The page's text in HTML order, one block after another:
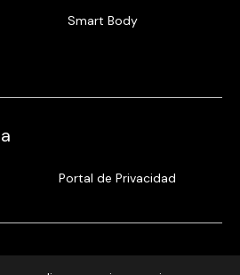
Smart Body
Portal de Privacidad